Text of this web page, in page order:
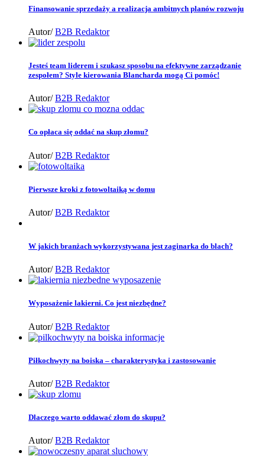
Finansowanie sprzedaży a realizacja ambitnych planów rozwoju
Autor/B2B Redaktor
Jesteś team liderem i szukasz sposobu na efektywne zarządzanie
zespołem? Style kierowania Blancharda mogą Ci pomóc!
Autor/B2B Redaktor
Co opłaca się oddać na skup złomu?
Autor/B2B Redaktor
Pierwsze kroki z fotowoltaiką w domu
Autor/B2B Redaktor
W jakich branżach wykorzystywana jest zaginarka do blach?
Autor/B2B Redaktor
Wyposażenie lakierni. Co jest niezbędne?
Autor/B2B Redaktor
Piłkochwyty na boiska – charakterystyka i zastosowanie
Autor/B2B Redaktor
Dlaczego warto oddawać złom do skupu?
Autor/B2B Redaktor